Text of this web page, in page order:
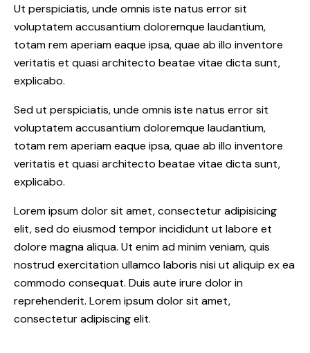
Ut perspiciatis, unde omnis iste natus error sit
voluptatem accusantium doloremque laudantium,
totam rem aperiam eaque ipsa, quae ab illo inventore
veritatis et quasi architecto beatae vitae dicta sunt,
explicabo.
Sed ut perspiciatis, unde omnis iste natus error sit
voluptatem accusantium doloremque laudantium,
totam rem aperiam eaque ipsa, quae ab illo inventore
veritatis et quasi architecto beatae vitae dicta sunt,
explicabo.
Lorem ipsum dolor sit amet, consectetur adipisicing
elit, sed do eiusmod tempor incididunt ut labore et
dolore magna aliqua. Ut enim ad minim veniam, quis
nostrud exercitation ullamco laboris nisi ut aliquip ex ea
commodo consequat. Duis aute irure dolor in
reprehenderit. Lorem ipsum dolor sit amet,
consectetur adipiscing elit.